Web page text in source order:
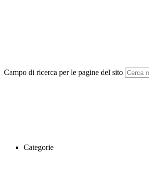
Campo di ricerca per le pagine del sito
Categorie